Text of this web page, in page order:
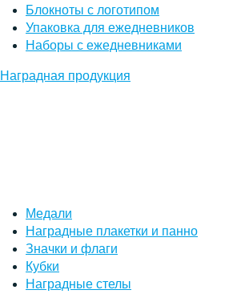
Блокноты с логотипом
Упаковка для ежедневников
Наборы с ежедневниками
Наградная продукция
Медали
Наградные плакетки и панно
Значки и флаги
Кубки
Наградные стелы